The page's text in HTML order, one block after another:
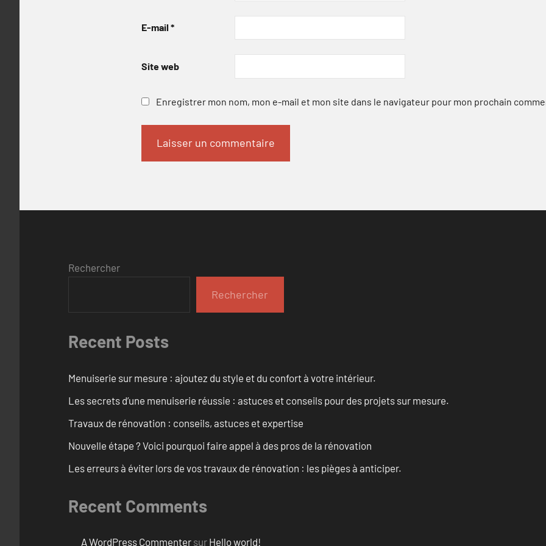
E-mail *
Site web
Enregistrer mon nom, mon e-mail et mon site dans le navigateur pour mon prochain
Rechercher
Rechercher
Recent Posts
Menuiserie sur mesure : ajoutez du style et du confort à votre intérieur.
Les secrets d’une menuiserie réussie : astuces et conseils pour des projets sur mesure.
Travaux de rénovation : conseils, astuces et expertise
Nouvelle étape ? Voici pourquoi faire appel à des pros de la rénovation
Les erreurs à éviter lors de vos travaux de rénovation : les pièges à anticiper.
Recent Comments
A WordPress Commenter sur Hello world!